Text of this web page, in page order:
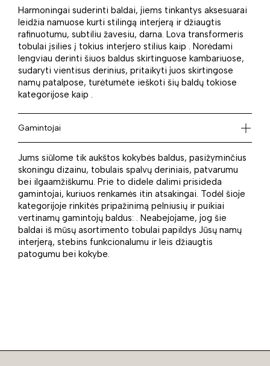
Harmoningai suderinti baldai, jiems tinkantys aksesuarai
leidžia namuose kurti stilingą interjerą ir džiaugtis
rafinuotumu, subtiliu žavesiu, darna. Lova transformeris
tobulai įsilies į tokius interjero stilius kaip . Norėdami
lengviau derinti šiuos baldus skirtinguose kambariuose,
sudaryti vientisus derinius, pritaikyti juos skirtingose
namų patalpose, turėtumėte ieškoti šių baldų tokiose
kategorijose kaip .
Gamintojai
Jums siūlome tik aukštos kokybės baldus, pasižyminčius
skoningu dizainu, tobulais spalvų deriniais, patvarumu
bei ilgaamžiškumu. Prie to didele dalimi prisideda
gamintojai, kuriuos renkamės itin atsakingai. Todėl šioje
kategorijoje rinkitės pripažinimą pelniusių ir puikiai
vertinamų gamintojų baldus: . Neabejojame, jog šie
baldai iš mūsų asortimento tobulai papildys Jūsų namų
interjerą, stebins funkcionalumu ir leis džiaugtis
patogumu bei kokybe.